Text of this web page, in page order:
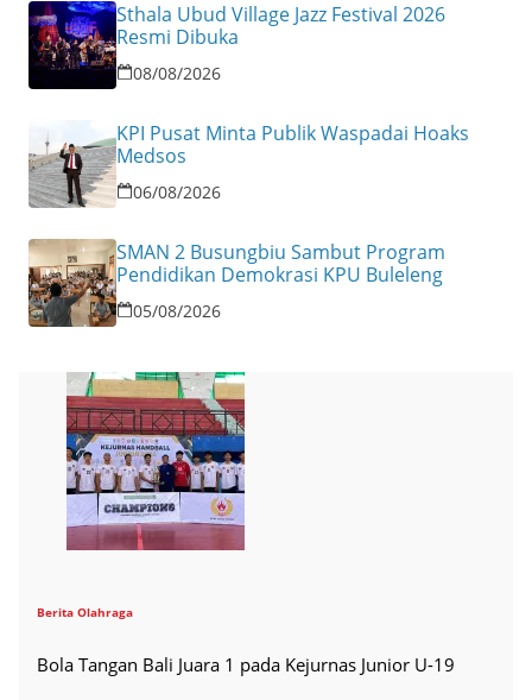
Sthala Ubud Village Jazz Festival 2026
Resmi Dibuka
08/08/2026
KPI Pusat Minta Publik Waspadai Hoaks
Medsos
06/08/2026
SMAN 2 Busungbiu Sambut Program
Pendidikan Demokrasi KPU Buleleng
05/08/2026
Berita Olahraga
Bola Tangan Bali Juara 1 pada Kejurnas Junior U-19